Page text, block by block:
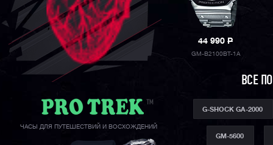
ЧАСЫ ДЛЯ ПУТЕШЕСТВИЙ И ВОСХОЖДЕНИЙ
44 990P
GM-B2100BT-1A
ВСЕ
G-SHOCK GA-2000
GM-5600